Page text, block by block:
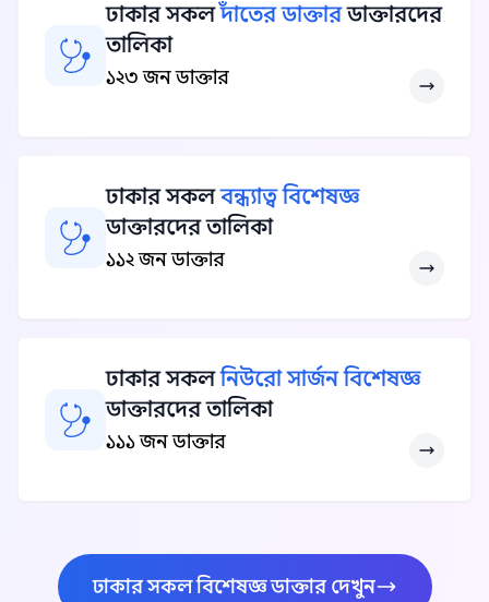
ঢাকার সকলদাঁতের ডাক্তারডাক্তারদের
তালিকা
১২৩ জন ডাক্তার
ঢাকার সকলবন্ধ্যাত্ব বিশেষজ্ঞ
ডাক্তারদের তালিকা
১১২ জন ডাক্তার
ঢাকার সকলনিউরো সার্জন বিশেষজ্ঞ
ডাক্তারদের তালিকা
১১১ জন ডাক্তার
ঢাকার সকল বিশেষজ্ঞ ডাক্তার দেখুন